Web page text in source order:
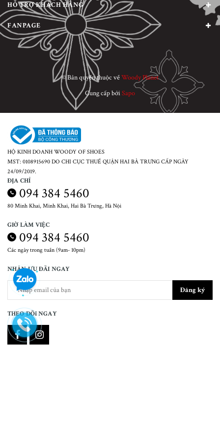
HỖ TRỢ KHÁCH HÀNG
FANPAGE
© Bản quyền thuộc vềWoody Planet
Cung cấp bởiSapo
HỘ KINH DOANH WOODY OF SHOES
MST: 0108915690 DO CHI CỤC THUẾ QUẬN HAI BÀ TRƯNG CẤP NGÀY
24/09/2019.
ĐỊA CHỈ
094 384 5460
80 Minh Khai, Minh Khai, Hai Bà Trưng, Hà Nội
GIỜ LÀM VIỆC
094 384 5460
Các ngày trong tuần (9am- 10pm)
NHẬN ƯU ĐÃI NGAY
Đăng ký
THEO DÕI NGAY